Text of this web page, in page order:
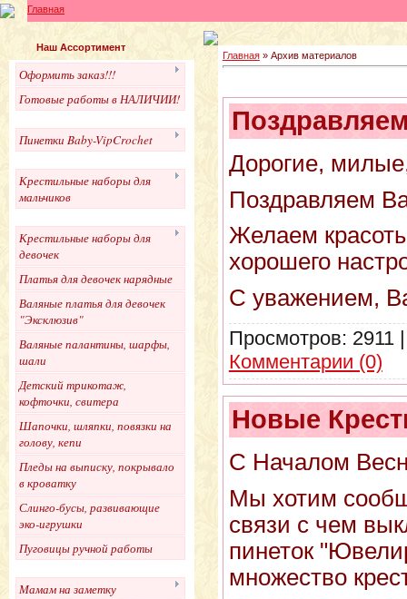
Главная
Наш Ассортимент
Оформить заказ!!!
Готовые работы в НАЛИЧИИ!
Пинетки Baby-VipCrochet
Крестильные наборы для
мальчиков
Крестильные наборы для
девочек
Платья для девочек нарядные
Валяные платья для девочек
"Эксклюзив"
Валяные палантины, шарфы,
шали
Детский трикотаж,
кофточки, свитера
Шапочки, шляпки, повязки на
голову, кепи
Пледы на выписку, покрывало
в кроватку
Слинго-бусы, развивающие
эко-игрушки
Пуговицы ручной работы
Мамам на заметку
Главная» Архив материалов
Дорогие,
Поздравляем
Желаем
хорошего
С уважением,
Просмотров: 2911
Комментарии (0)
Новые
С Началом
Мы хотим
связи с чем
пинеток
множество